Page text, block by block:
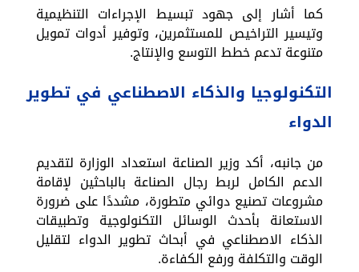
كما أشار إلى جهود تبسيط الإجراءات التنظيمية
وتيسير التراخيص للمستثمرين، وتوفير أدوات تمويل
متنوعة تدعم خطط التوسع والإنتاج.
التكنولوجيا والذكاء الاصطناعي في تطوير
الدواء
من جانبه، أكد وزير الصناعة استعداد الوزارة لتقديم
الدعم الكامل لربط رجال الصناعة بالباحثين لإقامة
مشروعات تصنيع دوائي متطورة، مشددًا على ضرورة
الاستعانة بأحدث الوسائل التكنولوجية وتطبيقات
الذكاء الاصطناعي في أبحاث تطوير الدواء لتقليل
الوقت والتكلفة ورفع الكفاءة.